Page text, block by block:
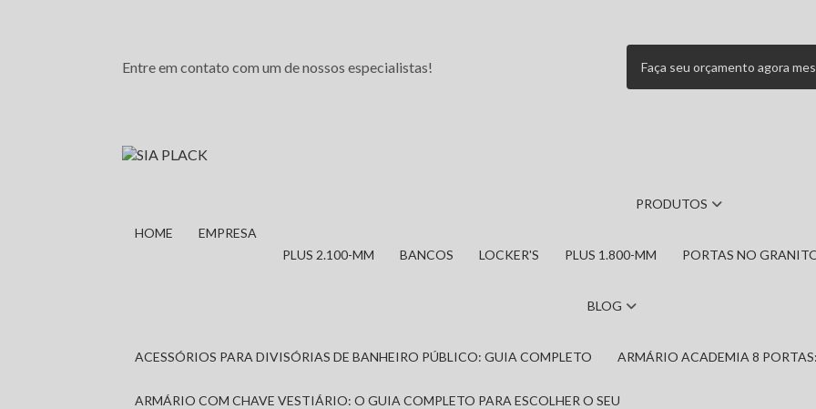
Entre em contato com um de nossos especialistas! Faça seu orçamento agora
HOME EMPRESA
PRODUTOS
PLUS 2.100-MM BANCOS LOCKER'S PLUS 1.800-MM PORTAS NO
BLOG
ACESSÓRIOS PARA DIVISÓRIAS DE BANHEIRO PÚBLICO: GUIA COMPLETO ARMÁRIO ACADEMIA 8
ARMÁRIO COM CHAVE VESTIÁRIO: O GUIA COMPLETO PARA ESCOLHER O SEU